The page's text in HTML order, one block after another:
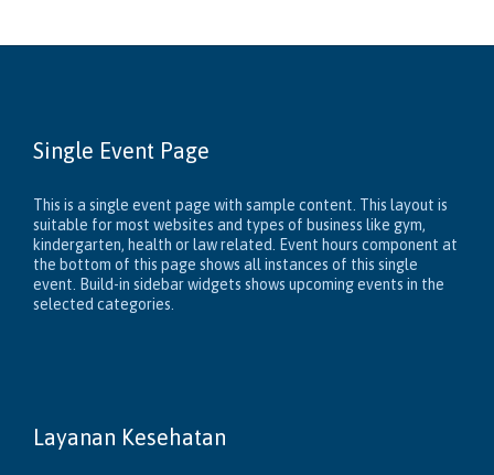
Single Event Page
This is a single event page with sample content. This layout is
suitable for most websites and types of business like gym,
kindergarten, health or law related. Event hours component at
the bottom of this page shows all instances of this single
event. Build-in sidebar widgets shows upcoming events in the
selected categories.
Layanan Kesehatan